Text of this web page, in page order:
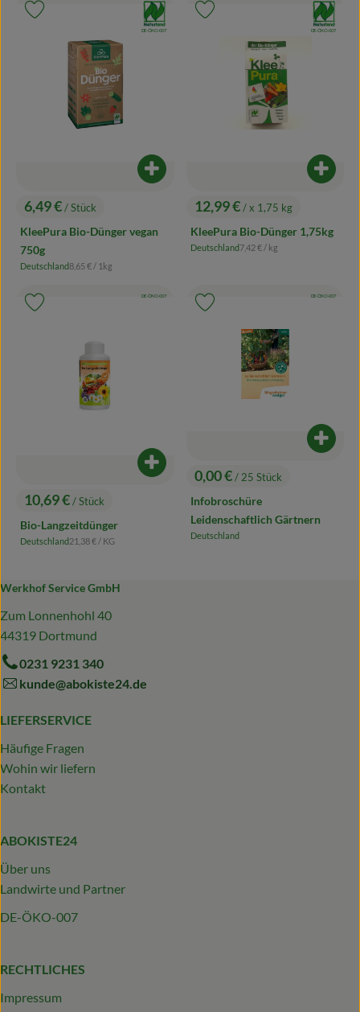
, Preis:
6,49 €/ Stück
KleePura Bio-Dünger vegan
750g
, Herkunft:
Deutschland, Referenzpreis:
8,65 €/ 1kg
Produkt zum Warenkorb hinzufügen
, Verband:
, Kontrollstelle:
DE-ÖKO-007
Produkt zu Favouriten hinzufügen
, Preis:
12,99 €/ x 1,75 kg
KleePura Bio-Dünger 1,75kg
, Herkunft:
Deutschland, Referenzpreis:
7,42 €/ kg
, Verband:
, Kontrollstelle:
DE-ÖKO-007
Produkt zu Favouriten hinzufügen
, Preis:
10,69 €/ Stück
Bio-Langzeitdünger
, Herkunft:
Deutschland, Referenzpreis:
21,38 € / KG
Produkt zum Warenkorb hinzufügen
, Verband:
, Kontrollstelle:
DE-ÖKO-007
, Preis:
0,00 €/ 25 Stück
Infobroschüre
Leidenschaftlich Gärtnern
, Herkunft:
Deutschland
, Verband:
, Kontrollstelle:
DE-ÖKO-007
Werkhof Service GmbH
Zum Lonnenhohl 40
44319 Dortmund
0231 9231 340
kunde@abokiste24.de
LIEFERSERVICE
Häufige Fragen
Wohin wir liefern
Kontakt
ABOKISTE24
Über uns
Landwirte und Partner
DE-ÖKO-007
RECHTLICHES
Impressum